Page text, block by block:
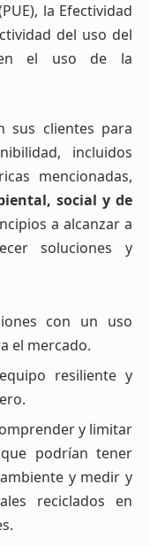
la Efectividad
del uso del
en el uso de la
sus clientes para
incluidos
mencionadas,
social y de
a alcanzar a
soluciones y
con un uso
el mercado.
resiliente y
y limitar
podrían tener
y medir y
reciclados en